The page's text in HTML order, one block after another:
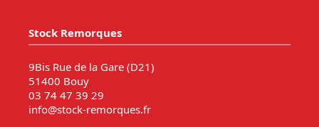
Stock Remorques
9Bis Rue de la Gare (D21)
51400 Bouy
03 74 47 39 29
info@stock-remorques.fr